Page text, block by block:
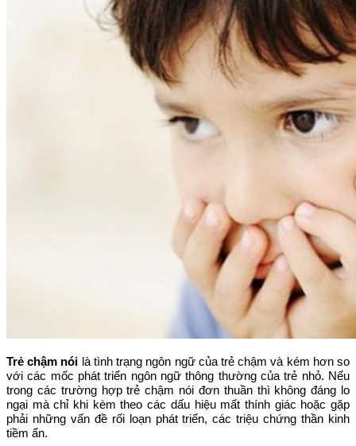
Trẻ chậm nói là tình trạng ngôn ngữ của trẻ chậm và kém hơn so
với các mốc phát triển ngôn ngữ thông thường của trẻ nhỏ. Nếu
trong các trường hợp trẻ chậm nói đơn thuần thì không đáng lo
ngại mà chỉ khi kèm theo các dấu hiệu mất thính giác hoặc gặp
phải những vấn đề rối loạn phát triển, các triệu chứng thần kinh
tiềm ẩn.